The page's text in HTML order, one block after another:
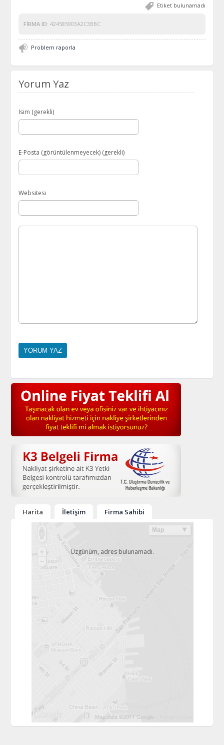
Etiket bulunamadı
FIRMA ID: 424585903A2C3BBC
Problem raporla
Yorum Yaz
İsim (gerekli)
E-Posta (görüntülenmeyecek) (gerekli)
Websitesi
Harita İletişim Firma Sahibi
Üzgünüm, adres bulunamadı.